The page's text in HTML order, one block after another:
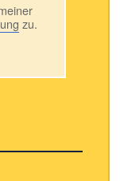
zu.